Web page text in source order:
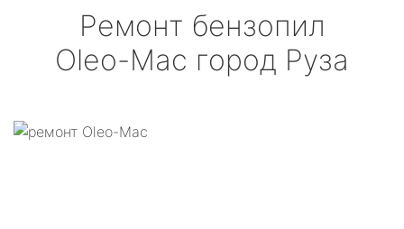
Ремонт бензопил
Oleo-Mac город Руза